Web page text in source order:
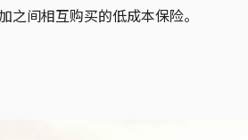
之间相互购买的低成本保险。